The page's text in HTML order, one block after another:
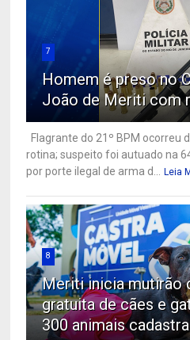
7
Homem é preso no
João de Meriti com
Flagrante do 21º BPM ocorreu
rotina; suspeito foi autuado na
por porte ilegal de arma d... Leia
8
Meriti inicia mutirão
gratuita de cães e
300 animais